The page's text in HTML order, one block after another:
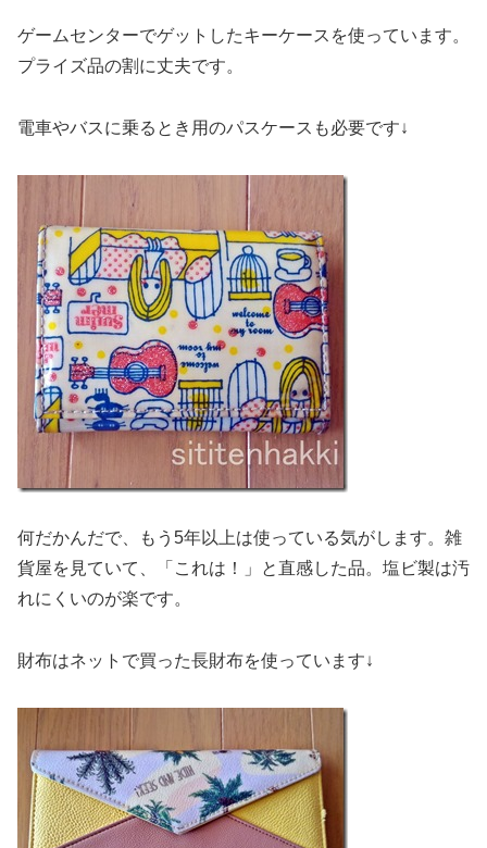
ゲームセンターでゲットしたキーケースを使っています。
プライズ品の割に丈夫です。
電車やバスに乗るとき用のパスケースも必要です↓
何だかんだで、もう5年以上は使っている気がします。雑
貨屋を見ていて、「これは！」と直感した品。塩ビ製は汚
れにくいのが楽です。
財布はネットで買った長財布を使っています↓